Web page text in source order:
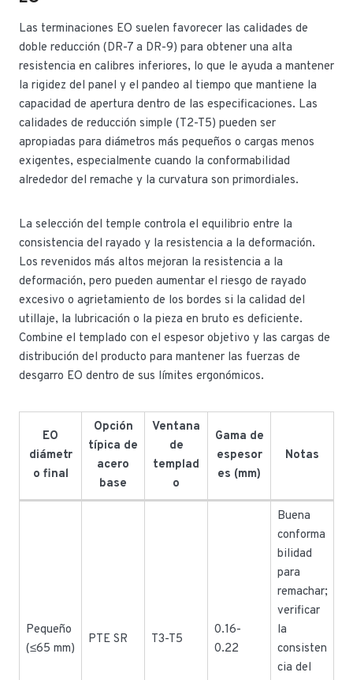
Las terminaciones EO suelen favorecer las calidades de
doble reducción (DR-7 a DR-9) para obtener una alta
resistencia en calibres inferiores, lo que le ayuda a mantener
la rigidez del panel y el pandeo al tiempo que mantiene la
capacidad de apertura dentro de las especificaciones. Las
calidades de reducción simple (T2-T5) pueden ser
apropiadas para diámetros más pequeños o cargas menos
exigentes, especialmente cuando la conformabilidad
alrededor del remache y la curvatura son primordiales.
La selección del temple controla el equilibrio entre la
consistencia del rayado y la resistencia a la deformación.
Los revenidos más altos mejoran la resistencia a la
deformación, pero pueden aumentar el riesgo de rayado
excesivo o agrietamiento de los bordes si la calidad del
utillaje, la lubricación o la pieza en bruto es deficiente.
Combine el templado con el espesor objetivo y las cargas de
distribución del producto para mantener las fuerzas de
desgarro EO dentro de sus límites ergonómicos.
EO
diámetr
o final
Opción
típica de
acero
base
Ventana
de
templad
o
Gama de
espesor
es (mm)
Notas
Pequeño
(≤65 mm)
PTE SR T3-T5
0.16-
0.22
Buena
conforma
bilidad
para
remachar;
verificar
la
consisten
cia del